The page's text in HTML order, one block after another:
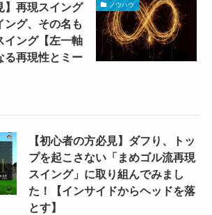
ノウハウ
】再現スイング
ング、その名も
イング【左一軸
る再現性とミー
【初心者の方必見】ダフり、トッ
プを起こさない「まめゴル流再現
スイング」に取り組んでみまし
た！【インサイドからヘッドを落
とす】